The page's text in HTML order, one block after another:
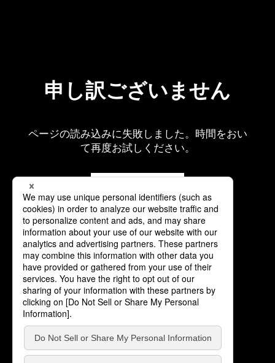
申し訳ございません
ページの読み込みに失敗しました。時間をおい
て再度お試しください。